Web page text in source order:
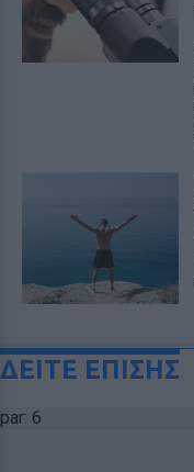
ΔΕΙΤΕ ΕΠΙΣΗΣ
par: 6